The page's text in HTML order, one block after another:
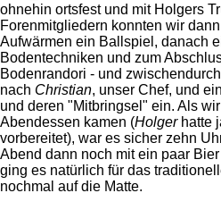
ohnehin ortsfest und mit Holgers
Forenmitgliedern konnten wir
Aufwärmen ein Ballspiel, danach
Bodentechniken und zum
Bodenrandori - und
nach Christian, unser Chef, und
und deren "Mitbringsel" ein. Als
Abendessen kamen (Holgerhatte
vorbereitet), war es sicher zehn
Abend dann noch mit ein paar
ging es natürlich für das
nochmal auf die Matte.